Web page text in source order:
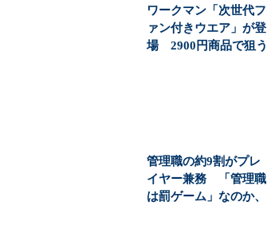
ワークマン「次世代フ
ァン付きウエア」が登
場 2900円商品で狙う
管理職の約9割がプレ
イヤー兼務 「管理職
は罰ゲーム」なのか、